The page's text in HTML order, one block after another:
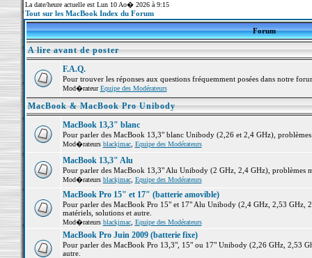
La date/heure actuelle est Lun 10 Ao� 2026 à 9:15
Tout sur les MacBook Index du Forum
Forum
A lire avant de poster
F.A.Q.
Pour trouver les réponses aux questions fréquemment posées dans notre
Mod�rateurEquipe des Modérateurs
MacBook & MacBook Pro Unibody
MacBook 13,3" blanc
Pour parler des MacBook 13,3" blanc Unibody (2,26 et 2,4 GHz),
Mod�rateurs blackjmac, Equipe des Modérateurs
MacBook 13,3" Alu
Pour parler des MacBook 13,3" Alu Unibody (2 GHz, 2,4 GHz), problèmes
Mod�rateurs blackjmac, Equipe des Modérateurs
MacBook Pro 15" et 17" (batterie amovible)
Pour parler des MacBook Pro 15" et 17" Alu Unibody (2,4 GHz, 2,53 GHz,
matériels, solutions et autre.
Mod�rateurs blackjmac, Equipe des Modérateurs
MacBook Pro Juin 2009 (batterie fixe)
Pour parler des MacBook Pro 13,3", 15" ou 17" Unibody (2,26 GHz, 2,53
autre.